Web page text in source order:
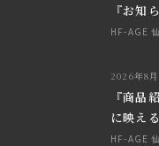
『お知
HF-AGE
2026年8
『商
に映え
HF-AGE